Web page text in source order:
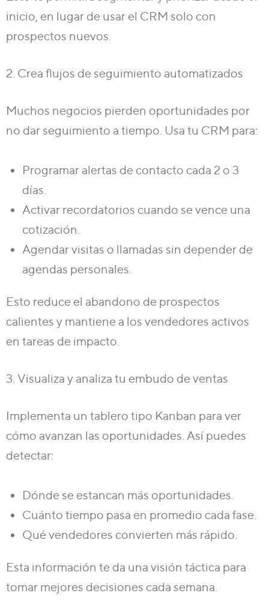
inicio, en lugar de usar el CRM solo con
prospectos nuevos.
2. Crea flujos de seguimiento automatizados
Muchos negocios pierden oportunidades por
no dar seguimiento a tiempo. Usa tu CRM para:
Programar alertas de contacto cada 2 o 3
días.
Activar recordatorios cuando se vence una
cotización.
Agendar visitas o llamadas sin depender de
agendas personales.
Esto reduce el abandono de prospectos
calientes y mantiene a los vendedores activos
en tareas de impacto.
3. Visualiza y analiza tu embudo de ventas
Implementa un tablero tipo Kanban para ver
cómo avanzan las oportunidades. Así puedes
detectar:
Dónde se estancan más oportunidades.
Cuánto tiempo pasa en promedio cada fase.
Qué vendedores convierten más rápido.
Esta información te da una visión táctica para
tomar mejores decisiones cada semana.